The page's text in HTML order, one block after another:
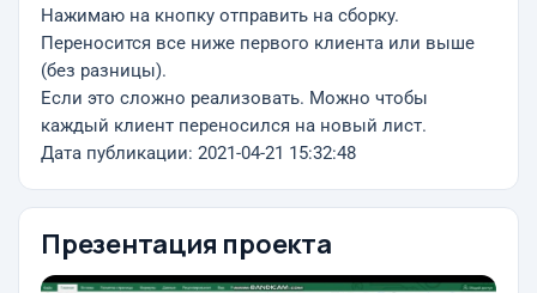
Нажимаю на кнопку отправить на сборку.
Переносится все ниже первого клиента или выше
(без разницы).
Если это сложно реализовать. Можно чтобы
каждый клиент переносился на новый лист.
Дата публикации: 2021-04-21 15:32:48
Презентация проекта